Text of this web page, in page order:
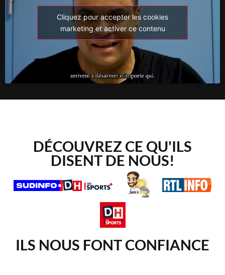
Cliquez pour accepter les cookies
marketing et activer ce contenu
DÉCOUVREZ CE QU'ILS
DISENT DE NOUS!
ILS NOUS FONT CONFIANCE